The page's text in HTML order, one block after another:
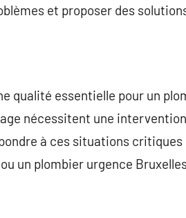
et proposer des
qualité essentielle pour un
nécessitent une
à ces situations
un plombier urgence